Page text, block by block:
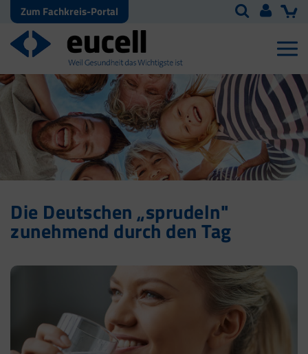
Zum Fachkreis-Portal
Die Deutschen „sprudeln"
zunehmend durch den Tag